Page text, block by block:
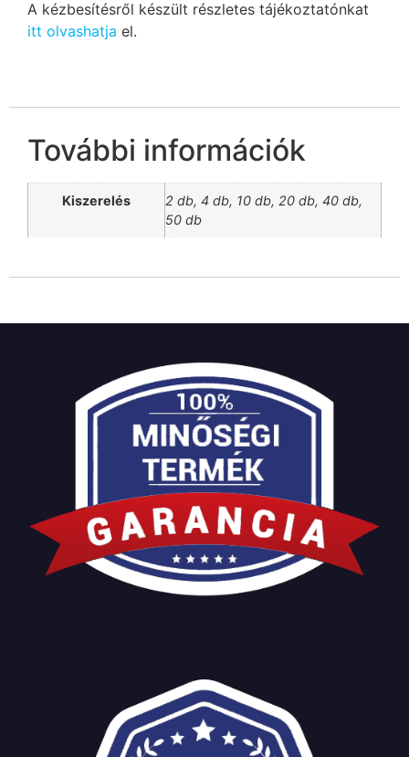
A kézbesítésről készült részletes tájékoztatónkat
itt olvashatja el.
További információk
Kiszerelés
2 db, 4 db, 10 db, 20 db, 40 db,
50 db